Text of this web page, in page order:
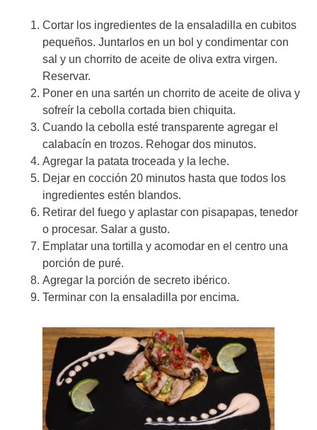
Cortar los ingredientes de la ensaladilla en cubitos
pequeños. Juntarlos en un bol y condimentar con
sal y un chorrito de aceite de oliva extra virgen.
Reservar.
Poner en una sartén un chorrito de aceite de oliva y
sofreír la cebolla cortada bien chiquita.
Cuando la cebolla esté transparente agregar el
calabacín en trozos. Rehogar dos minutos.
Agregar la patata troceada y la leche.
Dejar en cocción 20 minutos hasta que todos los
ingredientes estén blandos.
Retirar del fuego y aplastar con pisapapas, tenedor
o procesar. Salar a gusto.
Emplatar una tortilla y acomodar en el centro una
porción de puré.
Agregar la porción de secreto ibérico.
Terminar con la ensaladilla por encima.